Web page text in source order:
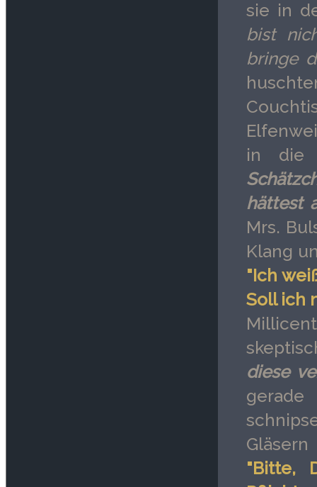
sie in
bist
bringe
in die
hättest
Mrs.
Klang
"Ich
Soll ich
diese
"Bitte,